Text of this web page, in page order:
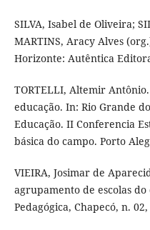
SILVA, Isabel de Oliveira;
MARTINS, Aracy Alves
Horizonte: Autêntica
TORTELLI, Altemir
educação. In: Rio Grande
Educação. II Conferencia
básica do campo. Porto
VIEIRA, Josimar de
agrupamento de escolas do
Pedagógica, Chapecó, n. 02,